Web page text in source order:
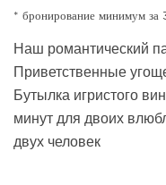
бронирование минимум за
Наш романтический
Приветственные
Бутылка игристого
минут для двоих
двух человек